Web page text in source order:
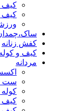
کیف
کیف
کفش زنانه
کیف و
مردانه
ست
کیف